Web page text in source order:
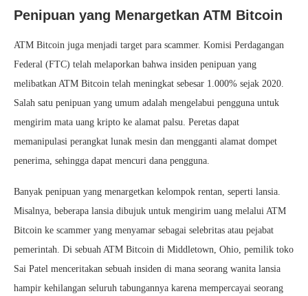
Penipuan yang Menargetkan ATM Bitcoin
ATM Bitcoin juga menjadi target para scammer. Komisi Perdagangan
Federal (FTC) telah melaporkan bahwa insiden penipuan yang
melibatkan ATM Bitcoin telah meningkat sebesar 1.000% sejak 2020.
Salah satu penipuan yang umum adalah mengelabui pengguna untuk
mengirim mata uang kripto ke alamat palsu. Peretas dapat
memanipulasi perangkat lunak mesin dan mengganti alamat dompet
penerima, sehingga dapat mencuri dana pengguna.
Banyak penipuan yang menargetkan kelompok rentan, seperti lansia.
Misalnya, beberapa lansia dibujuk untuk mengirim uang melalui ATM
Bitcoin ke scammer yang menyamar sebagai selebritas atau pejabat
pemerintah. Di sebuah ATM Bitcoin di Middletown, Ohio, pemilik toko
Sai Patel menceritakan sebuah insiden di mana seorang wanita lansia
hampir kehilangan seluruh tabungannya karena mempercayai seorang